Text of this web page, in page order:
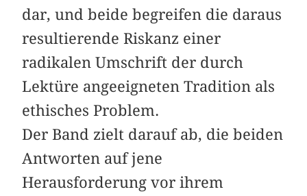
dar, und beide begreifen die daraus
resultierende Riskanz einer
radikalen Umschrift der durch
Lektüre angeeigneten Tradition als
ethisches Problem.
Der Band zielt darauf ab, die beiden
Antworten auf jene
Herausforderung vor ihrem